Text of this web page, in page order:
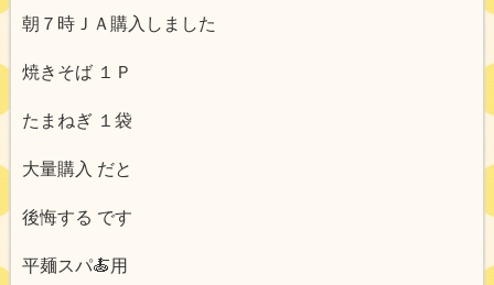
朝７時ＪＡ購入しました
焼きそば １Ｐ
たまねぎ １袋
大量購入 だと
後悔する です
平麺スパ🍝用